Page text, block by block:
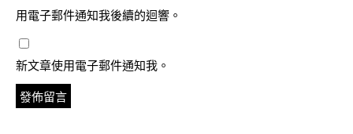
用電子郵件通知我後續的迴響。
新文章使用電子郵件通知我。